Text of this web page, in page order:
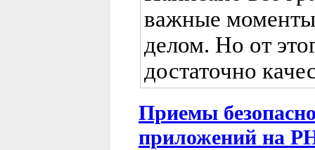
важные
делом. Но от
достаточно
Приемы
приложений на